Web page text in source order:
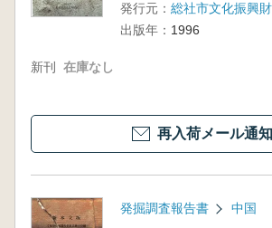
発行元： 総社市文化振興
出版年： 1996
新刊 在庫なし
再入荷メール通知
発掘調査報告書 中国